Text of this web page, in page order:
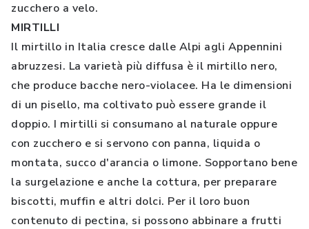
zucchero a velo.
MIRTILLI
Il mirtillo in Italia cresce dalle Alpi agli Appennini
abruzzesi. La varietà più diffusa è il mirtillo nero,
che produce bacche nero-violacee. Ha le dimensioni
di un pisello, ma coltivato può essere grande il
doppio. I mirtilli si consumano al naturale oppure
con zucchero e si servono con panna, liquida o
montata, succo d'arancia o limone. Sopportano bene
la surgelazione e anche la cottura, per preparare
biscotti, muffin e altri dolci. Per il loro buon
contenuto di pectina, si possono abbinare a frutti